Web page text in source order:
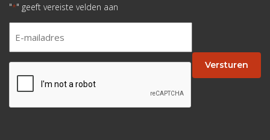
"*" geeft vereiste velden aan
* Versturen